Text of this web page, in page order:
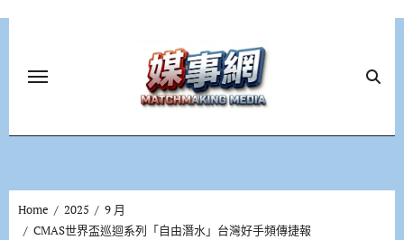
Home 2025
9 月
CMAS世界盃巡迴系列「自由潛水」台灣好手頻傳捷報